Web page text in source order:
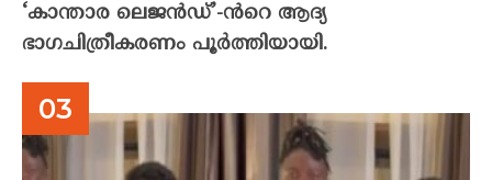
‘കാന്താര ലെജൻഡ്’-ൻറെ ആദ്യ
ഭാഗചിത്രീകരണം പൂർത്തിയായി.